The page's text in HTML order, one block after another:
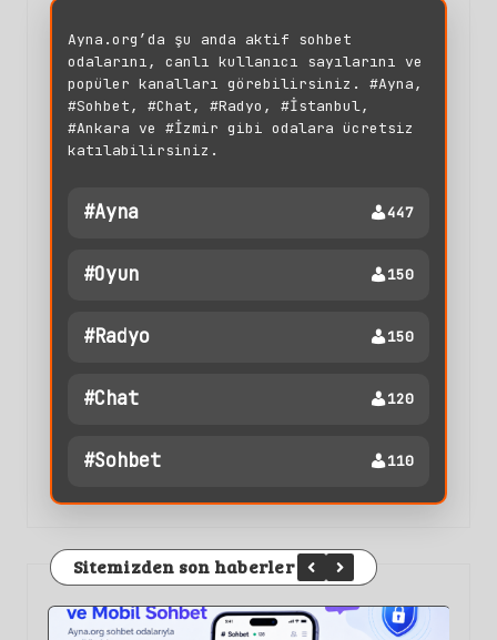
Ayna.org’da şu anda aktif sohbet
odalarını, canlı kullanıcı sayılarını ve
popüler kanalları görebilirsiniz. #Ayna,
#Sohbet, #Chat, #Radyo, #İstanbul,
#Ankara ve #İzmir gibi odalara ücretsiz
katılabilirsiniz.
#ayna 447
#oyun 150
#radyo 150
#chat 120
#sohbet 110
Sitemizden son haberler